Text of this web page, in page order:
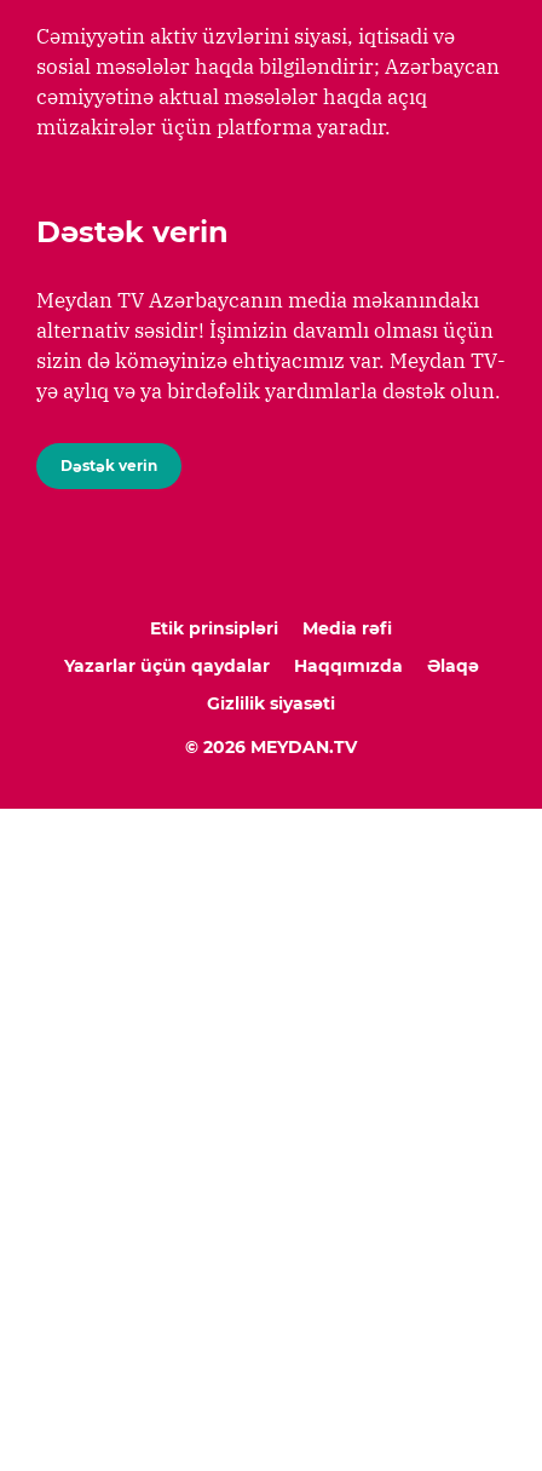
Cəmiyyətin aktiv üzvlərini siyasi, iqtisadi və
sosial məsələlər haqda bilgiləndirir; Azərbaycan
cəmiyyətinə aktual məsələlər haqda açıq
müzakirələr üçün platforma yaradır.
Dəstək verin
Meydan TV Azərbaycanın media məkanındakı
alternativ səsidir! İşimizin davamlı olması üçün
sizin də köməyinizə ehtiyacımız var. Meydan TV-
yə aylıq və ya birdəfəlik yardımlarla dəstək olun.
Dəstək verin
Etik prinsipləri
Media rəfi
Yazarlar üçün qaydalar
Haqqımızda
Əlaqə
Gizlilik siyasəti
© 2026 MEYDAN.TV